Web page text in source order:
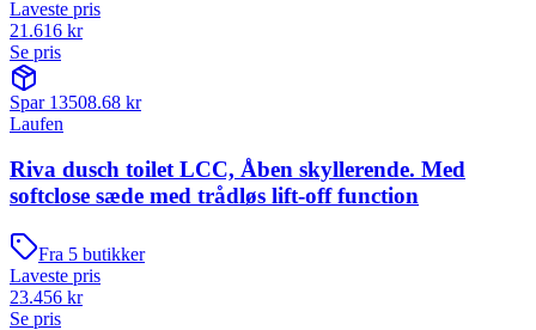
Laveste pris
21.616 kr
Se pris
Spar 13508.68 kr
Laufen
Riva dusch toilet LCC, Åben skyllerende. Med
softclose sæde med trådløs lift-off function
Fra 5 butikker
Laveste pris
23.456 kr
Se pris